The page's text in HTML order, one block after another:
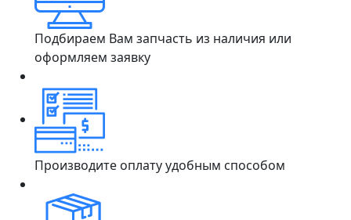
Подбираем Вам запчасть из наличия или
оформляем заявку
Производите оплату удобным способом